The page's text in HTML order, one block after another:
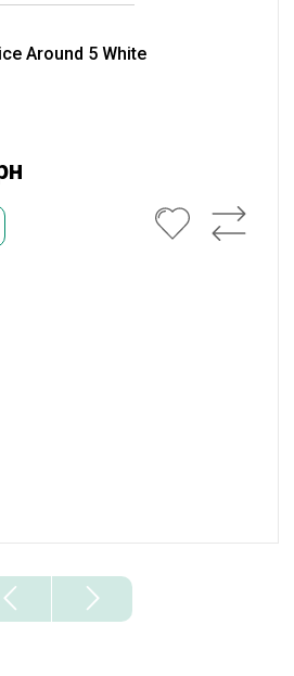
Around 5 White